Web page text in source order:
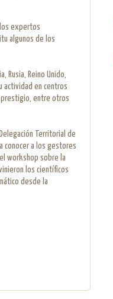
expertos
algunos de los
Reino Unido,
actividad en centros
prestigio, entre otros
Territorial de
conocer a los gestores
workshop sobre la
los científicos
desde la